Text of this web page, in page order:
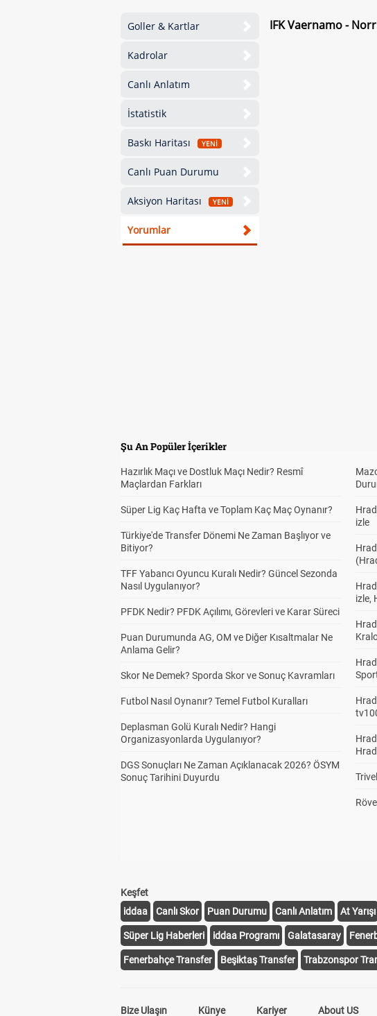
Goller & Kartlar
Kadrolar
Canlı Anlatım
İstatistik
Baskı Haritası YENİ
Canlı Puan Durumu
Aksiyon Haritası YENİ
Yorumlar
IFK Vaernamo -
Şu An Popüler İçerikler
Hazırlık Maçı ve Dostluk Maçı Nedir? Resmî
Maçlardan Farkları
Süper Lig Kaç Hafta ve Toplam Kaç Maç Oynanır?
Türkiye'de Transfer Dönemi Ne Zaman Başlıyor ve
Bitiyor?
TFF Yabancı Oyuncu Kuralı Nedir? Güncel Sezonda
Nasıl Uygulanıyor?
PFDK Nedir? PFDK Açılımı, Görevleri ve Karar Süreci
Puan Durumunda AG, OM ve Diğer Kısaltmalar Ne
Anlama Gelir?
Skor Ne Demek? Sporda Skor ve Sonuç Kavramları
Futbol Nasıl Oynanır? Temel Futbol Kuralları
Deplasman Golü Kuralı Nedir? Hangi
Organizasyonlarda Uygulanıyor?
DGS Sonuçları Ne Zaman Açıklanacak 2026? ÖSYM
Sonuç Tarihini Duyurdu
izle
izle,
Keşfet
iddaa
Canlı Skor Puan Durumu Canlı Anlatım At Yarışı
Süper Lig Haberleri iddaa Programı Galatasaray
Fenerbahçe Transfer Beşiktaş Transfer Trabzonspor
Bize Ulaşın Künye Kariyer About US